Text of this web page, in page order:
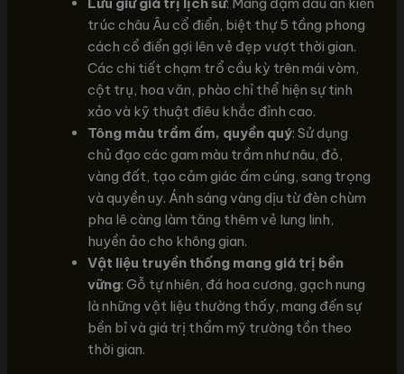
trúc châu Âu cổ điển, biệt thự 5 tầng phong
cách cổ điển gợi lên vẻ đẹp vượt thời gian.
Các chi tiết chạm trổ cầu kỳ trên mái vòm,
cột trụ, hoa văn, phào chỉ thể hiện sự tinh
xảo và kỹ thuật điêu khắc đỉnh cao.
Tông màu trầm ấm, quyền quý: Sử dụng
chủ đạo các gam màu trầm như nâu, đỏ,
vàng đất, tạo cảm giác ấm cúng, sang trọng
và quyền uy. Ánh sáng vàng dịu từ đèn chùm
pha lê càng làm tăng thêm vẻ lung linh,
huyền ảo cho không gian.
Vật liệu truyền thống mang giá trị bền
vững: Gỗ tự nhiên, đá hoa cương, gạch nung
là những vật liệu thường thấy, mang đến sự
bền bỉ và giá trị thẩm mỹ trường tồn theo
thời gian.